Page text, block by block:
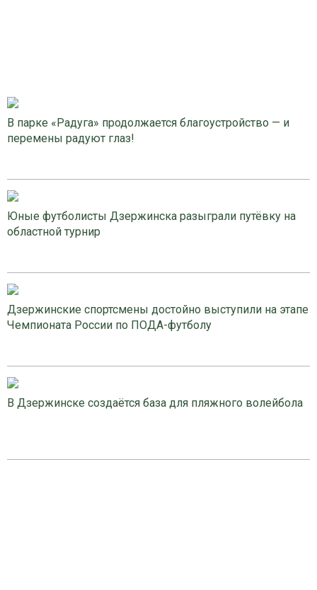
В парке «Радуга» продолжается благоустройство — и
перемены радуют глаз!
Юные футболисты Дзержинска разыграли путёвку на
областной турнир
Дзержинские спортсмены достойно выступили на этапе
Чемпионата России по ПОДА-футболу
В Дзержинске создаётся база для пляжного волейбола